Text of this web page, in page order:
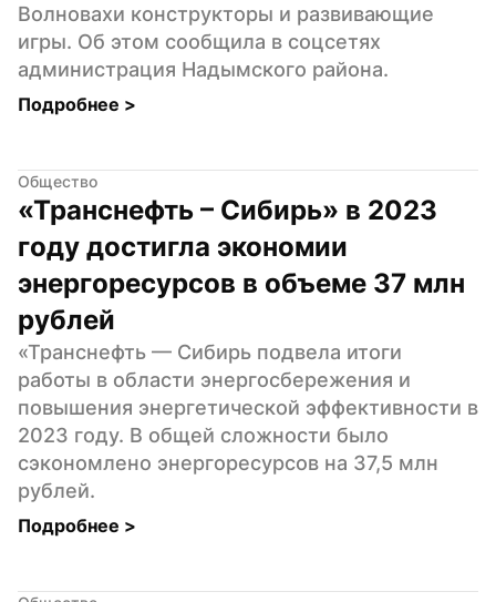
Волновахи конструкторы и развивающие
игры. Об этом сообщила в соцсетях
администрация Надымского района.
Подробнее >
Общество
«Транснефть – Сибирь» в 2023
году достигла экономии
энергоресурсов в объеме 37 млн
рублей
«Транснефть — Сибирь подвела итоги
работы в области энергосбережения и
повышения энергетической эффективности в
2023 году. В общей сложности было
сэкономлено энергоресурсов на 37,5 млн
рублей.
Подробнее >